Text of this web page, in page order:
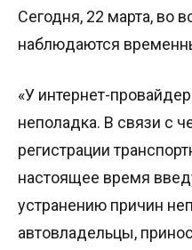
Сегодня, 22 марта, во
наблюдаются
«У интернет-
неполадка. В связи с
регистрации
настоящее время
устранению причин
автовладельцы,